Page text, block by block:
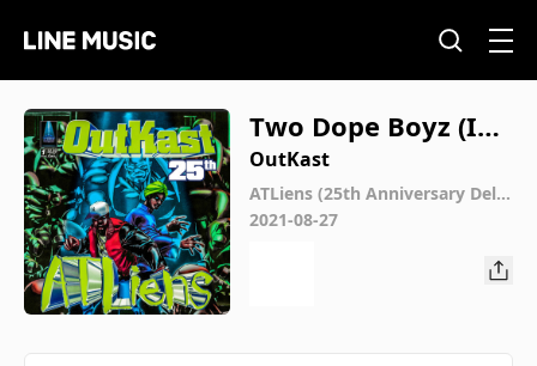
Two Dope Boyz (In
a Cadillac) (Instrum
ental)
OutKast
ATLiens (25th Anniversary Delu
xe Edition)
2021-08-27